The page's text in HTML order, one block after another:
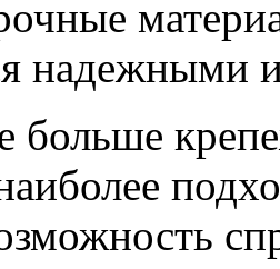
надежными
больше